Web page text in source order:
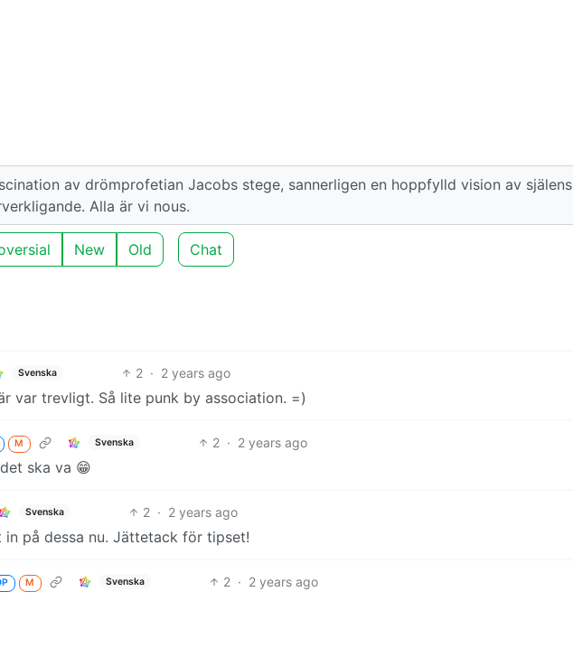
av drömprofetian Jacobs stege, sannerligen en hoppfylld vision av själens
Alla är vi nous.
New Old Chat
Svenska 2 · 2 years ago
var trevligt. Så lite punk by association. =)
M Svenska 2 · 2 years ago
ska va 😁
Svenska 2 · 2 years ago
på dessa nu. Jättetack för tipset!
M Svenska 2 · 2 years ago